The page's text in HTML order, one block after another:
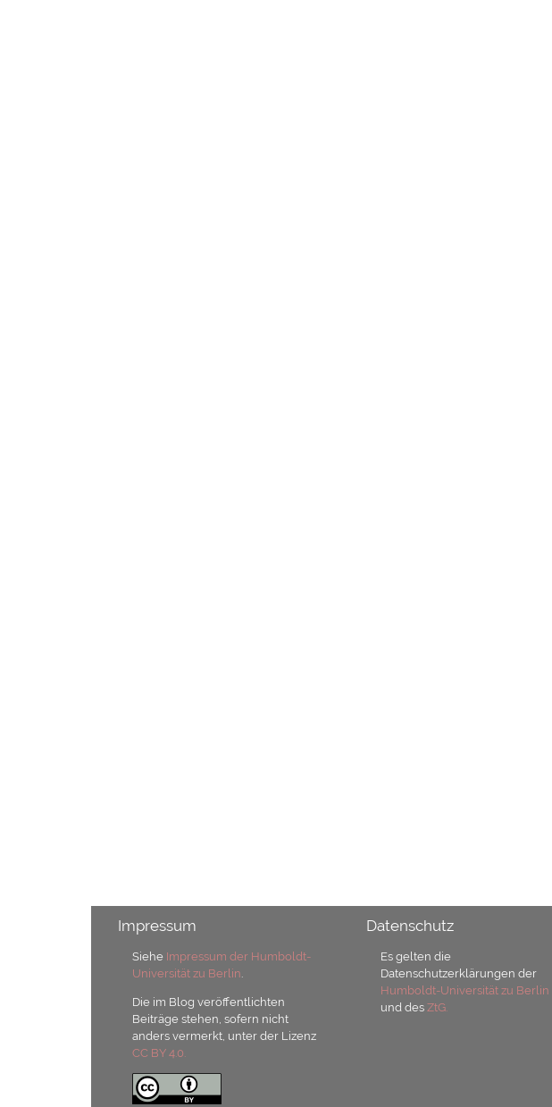
Impressum
Siehe Impressum der Humboldt-
Universität zu Berlin
Die im Blog veröffentlichten
Beiträge stehen, sofern nicht
anders vermerkt, unter der Lizenz
CC BY 4.0.
Datenschutz
Es gelten die
Datenschutzerklärungen der
Humboldt-Universität zu Berlin
und des ZtG.